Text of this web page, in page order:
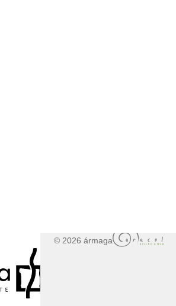
© 2026 ármaga